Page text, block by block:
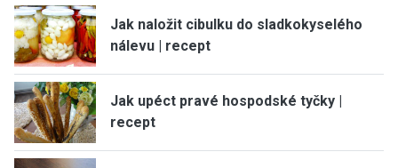
Jak naložit cibulku do sladkokyselého
nálevu | recept
Jak upéct pravé hospodské tyčky |
recept